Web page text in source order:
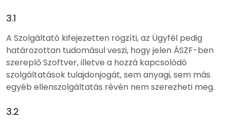
3.1
A Szolgáltató kifejezetten rögzíti, az Ügyfél pedig
határozottan tudomásul veszi, hogy jelen ÁSZF-ben
szereplő Szoftver, illetve a hozzá kapcsolódó
szolgáltatások tulajdonjogát, sem anyagi, sem más
egyéb ellenszolgáltatás révén nem szerezheti meg.
3.2